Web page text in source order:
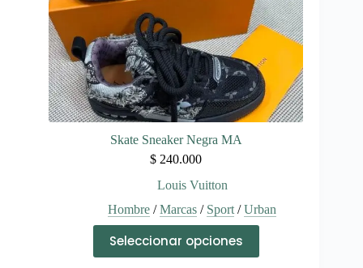
Skate Sneaker Negra MA
$ 240.000
Louis Vuitton
Hombre /Marcas / Sport /Urban
Seleccionar opciones
producto
tiene